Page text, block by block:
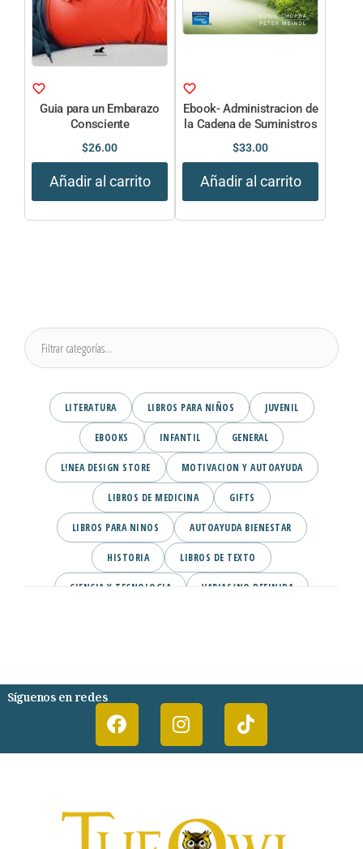
Guia para un Embarazo
Consciente
$26.00
Añadir al carrito
Ebook- Administracion de
la Cadena de Suministros
$33.00
Añadir al carrito
LITERATURA LIBROS PARA NIÑOS JUVENIL
EBOOKS INFANTIL GENERAL
L!NEA DESIGN STORE MOTIVACION Y AUTOAYUDA
LIBROS DE MEDICINA GIFTS
LIBROS PARA NINOS AUTOAYUDA BIENESTAR
HISTORIA LIBROS DE TEXTO
CIENCIA Y TECNOLOGIA VARIAS/NO DEFINIDA
Síguenos en redes